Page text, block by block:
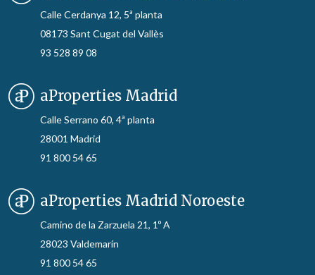
Calle Cerdanya 12, 5ª planta
08173 Sant Cugat del Vallès
93 528 89 08
aProperties Madrid
Calle Serrano 60, 4ª planta
28001 Madrid
91 800 54 65
aProperties Madrid Noroeste
Camino de la Zarzuela 21, 1º A
28023 Valdemarín
91 800 54 65